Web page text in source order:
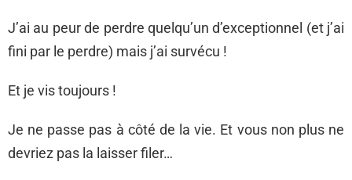
J’ai au peur de perdre quelqu’un d’exceptionnel (et j’ai
fini par le perdre) mais j’ai survécu !
Et je vis toujours !
Je ne passe pas à côté de la vie. Et vous non plus ne
devriez pas la laisser filer…